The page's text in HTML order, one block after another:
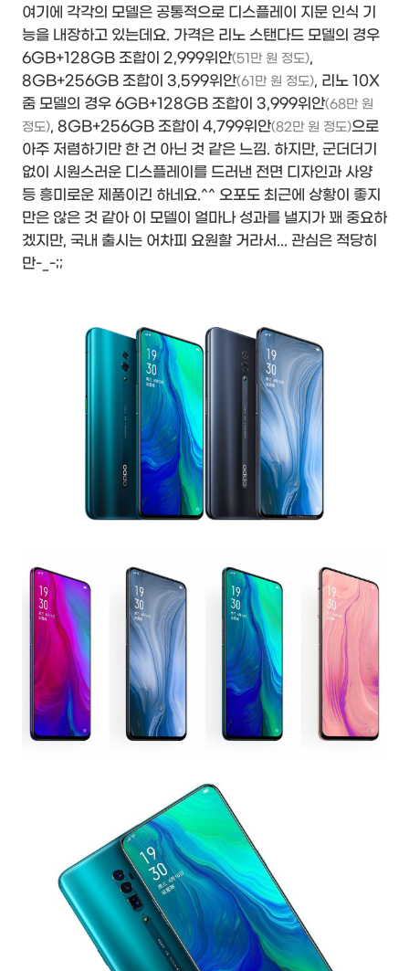
여기에 각각의 모델은 공통적으로 디스플레이 지문 인식 기
능을 내장하고 있는데요. 가격은 리노 스탠다드 모델의 경우
6GB+128GB 조합이 2,999위안(51만 원 정도),
8GB+256GB 조합이 3,599위안(61만 원 정도), 리노 10X
줌 모델의 경우 6GB+128GB 조합이 3,999위안(68만 원
정도), 8GB+256GB 조합이 4,799위안(82만 원 정도)으로
아주 저렴하기만 한 건 아닌 것 같은 느낌. 하지만, 군더더기
없이 시원스러운 디스플레이를 드러낸 전면 디자인과 사양
등 흥미로운 제품이긴 하네요.^^ 오포도 최근에 상황이 좋지
만은 않은 것 같아 이 모델이 얼마나 성과를 낼지가 꽤 중요하
겠지만, 국내 출시는 어차피 요원할 거라서... 관심은 적당히
만-_-;;